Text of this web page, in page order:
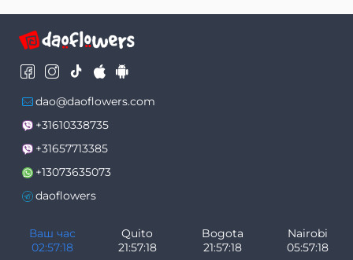
dao@daoflowers.com
+31610338735
+31657713385
+13073635073
daoflowers
Ваш час
02:57:18
Quito
21:57:18
Bogota
21:57:18
Nairobi
05:57:18